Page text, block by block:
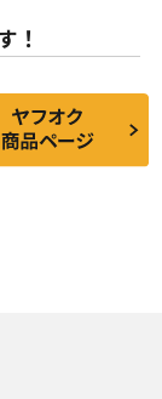
ない中古品
が、使用に問
のない中古品
も少なく、偏
！